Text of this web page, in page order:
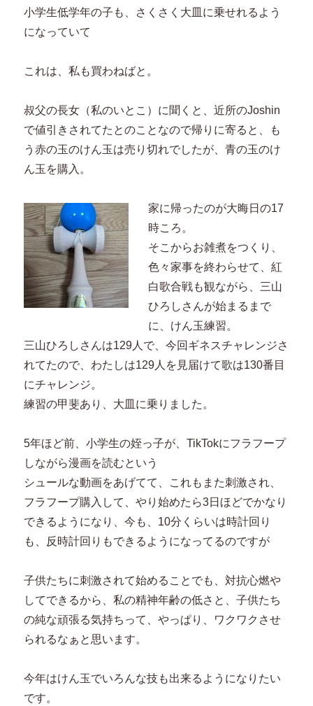
小学生低学年の子も、さくさく大皿に乗せれるよう
になっていて
これは、私も買わねばと。
叔父の長女（私のいとこ）に聞くと、近所のJoshin
で値引きされてたとのことなので帰りに寄ると、も
う赤の玉のけん玉は売り切れでしたが、青の玉のけ
ん玉を購入。
家に帰ったのが大晦日の17
時ころ。
そこからお雑煮をつくり、
色々家事を終わらせて、紅
白歌合戦も観ながら、三山
ひろしさんが始まるまで
に、けん玉練習。
三山ひろしさんは129人で、今回ギネスチャレンジさ
れてたので、わたしは129人を見届けて歌は130番目
にチャレンジ。
練習の甲斐あり、大皿に乗りました。
5年ほど前、小学生の姪っ子が、TikTokにフラフープ
しながら漫画を読むという
シュールな動画をあげてて、これもまた刺激され、
フラフープ購入して、やり始めたら3日ほどでかなり
できるようになり、今も、10分くらいは時計回り
も、反時計回りもできるようになってるのですが
子供たちに刺激されて始めることでも、対抗心燃や
してできるから、私の精神年齢の低さと、子供たち
の純な頑張る気持ちって、やっぱり、ワクワクさせ
られるなぁと思います。
今年はけん玉でいろんな技も出来るようになりたい
です。